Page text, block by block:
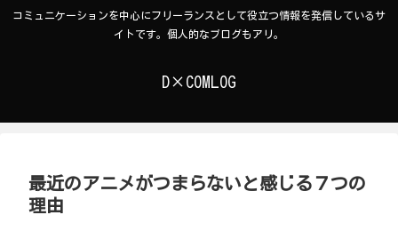
コミュニケーションを中心にフリーランスとして役立つ情報を発信しているサ
イトです。個人的なブログもアリ。
D×COMLOG
最近のアニメがつまらないと感じる７つの
理由